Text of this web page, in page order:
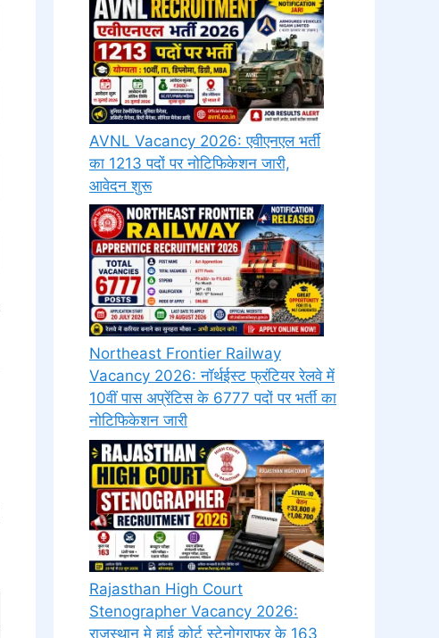
AVNL Vacancy 2026: एवीएनएल भर्ती
का 1213 पदों पर नोटिफिकेशन जारी,
आवेदन शुरू
Northeast Frontier Railway
Vacancy 2026: नॉर्थईस्ट फ्रंटियर रेलवे में
10वीं पास अप्रेंटिस के 6777 पदों पर भर्ती का
नोटिफिकेशन जारी
Rajasthan High Court
Stenographer Vacancy 2026:
राजस्थान मे हाई कोर्ट स्टेनोग्राफर के 163